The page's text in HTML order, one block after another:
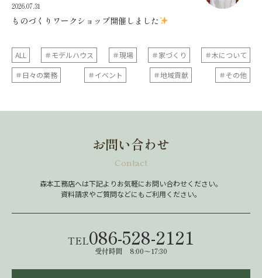
2026.07.31
ものづくりワークショップ開催しました
ALL ＃モデルハウス ＃現場 ＃家づくり
＃木について
＃日々の業務
＃イベント ＃地域貢献 ＃その他
お問い合わせ
Contact
森本工務店へは下記よりお気軽にお問い合わせください。
資料請求やご質問などにもご利用ください。
TEL086-528-2121
受付時間 8:00～17:30